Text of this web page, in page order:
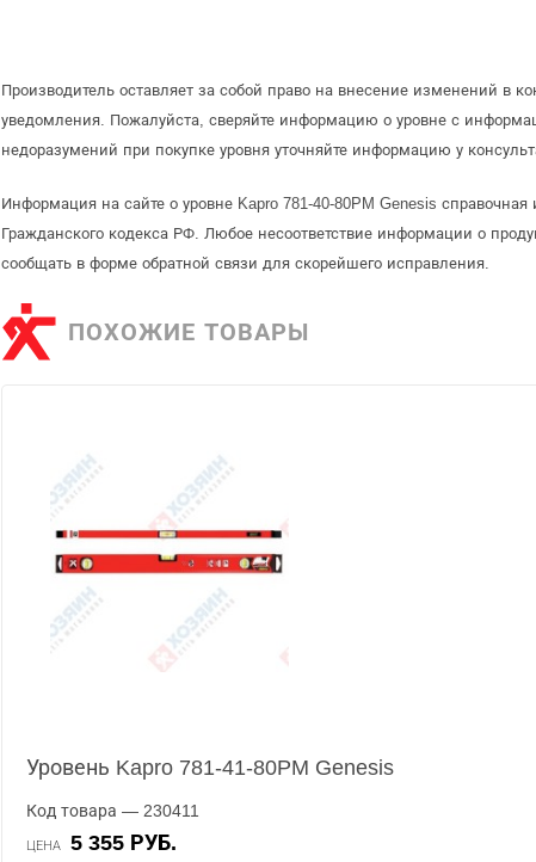
Производитель оставляет за собой право на внесение изменений в
уведомления. Пожалуйста, сверяйте информацию о уровне с
недоразумений при покупке уровня уточняйте информацию у
Информация на сайте о уровне Kapro 781-40-80PM Genesis
Гражданского кодекса РФ. Любое несоответствие информации о
сообщать в форме обратной связи для скорейшего исправления.
ПОХОЖИЕ ТОВАРЫ
Уровень Kapro 781-41-80PM Genesis
Код товара — 230411
ЦЕНА 5 355 РУБ.